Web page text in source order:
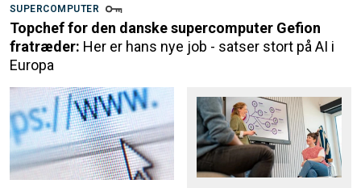
SUPERCOMPUTER
Topchef for den danske supercomputer Gefion
fratræder: Her er hans nye job - satser stort på AI i
Europa